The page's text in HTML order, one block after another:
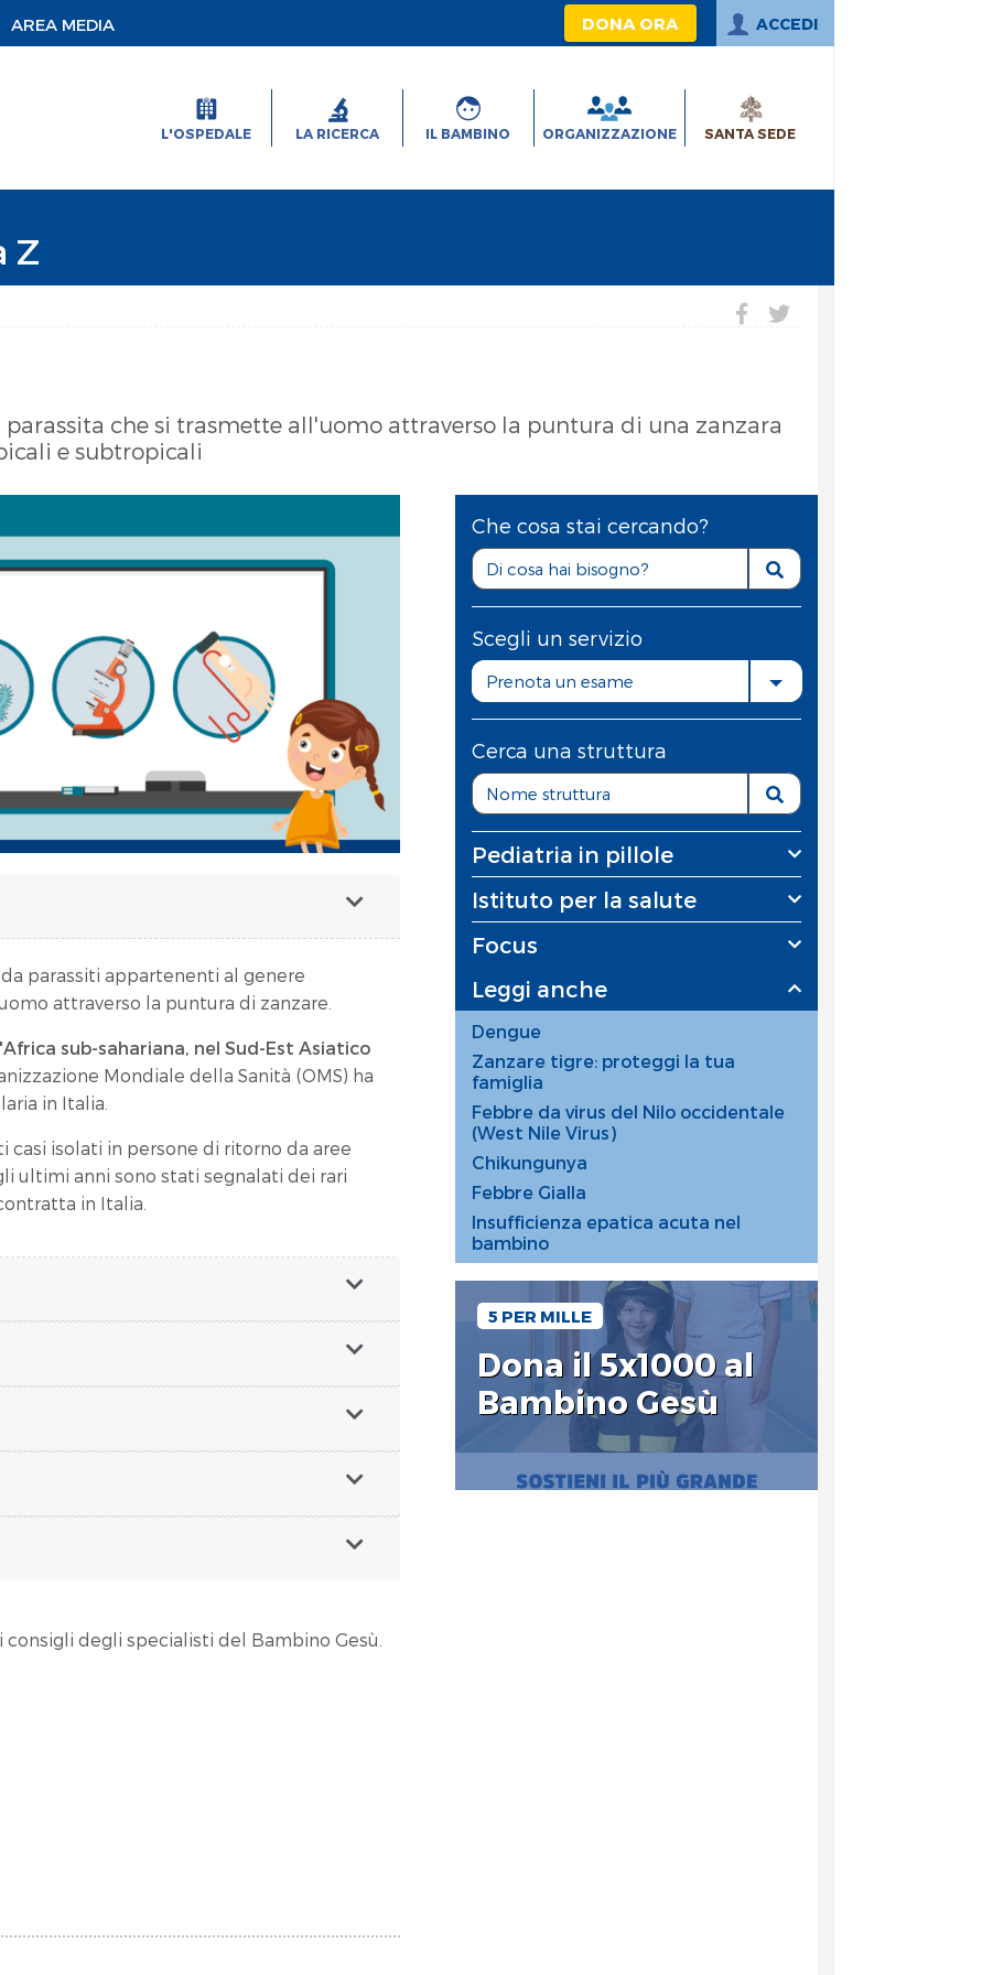
AREA MEDIA DONA ORA ACCEDI
L'OSPEDALE LA RICERCA IL BAMBINO ORGANIZZAZIONE SANTA SEDE
Z
che si trasmette all'uomo attraverso la puntura di una zanzara
e subtropicali
parassiti appartenenti al genere
attraverso la puntura di zanzare.
sub-sahariana, nel Sud-Est Asiatico
Mondiale della Sanità (OMS) ha
in Italia.
casi isolati in persone di ritorno da aree
ultimi anni sono stati segnalati dei rari
in Italia.
consigli degli specialisti del Bambino Gesù.
Che cosa stai cercando?
Scegli un servizio
Prenota un esame
Cerca una struttura
Pediatria in pillole
Istituto per la salute
Focus
Leggi anche
Dengue
Zanzare tigre: proteggi la tua
famiglia
Febbre da virus del Nilo occidentale
(West Nile Virus)
Chikungunya
Febbre Gialla
Insufficienza epatica acuta nel
bambino
5 PER MILLE
Dona il 5x1000 al
Bambino Gesù